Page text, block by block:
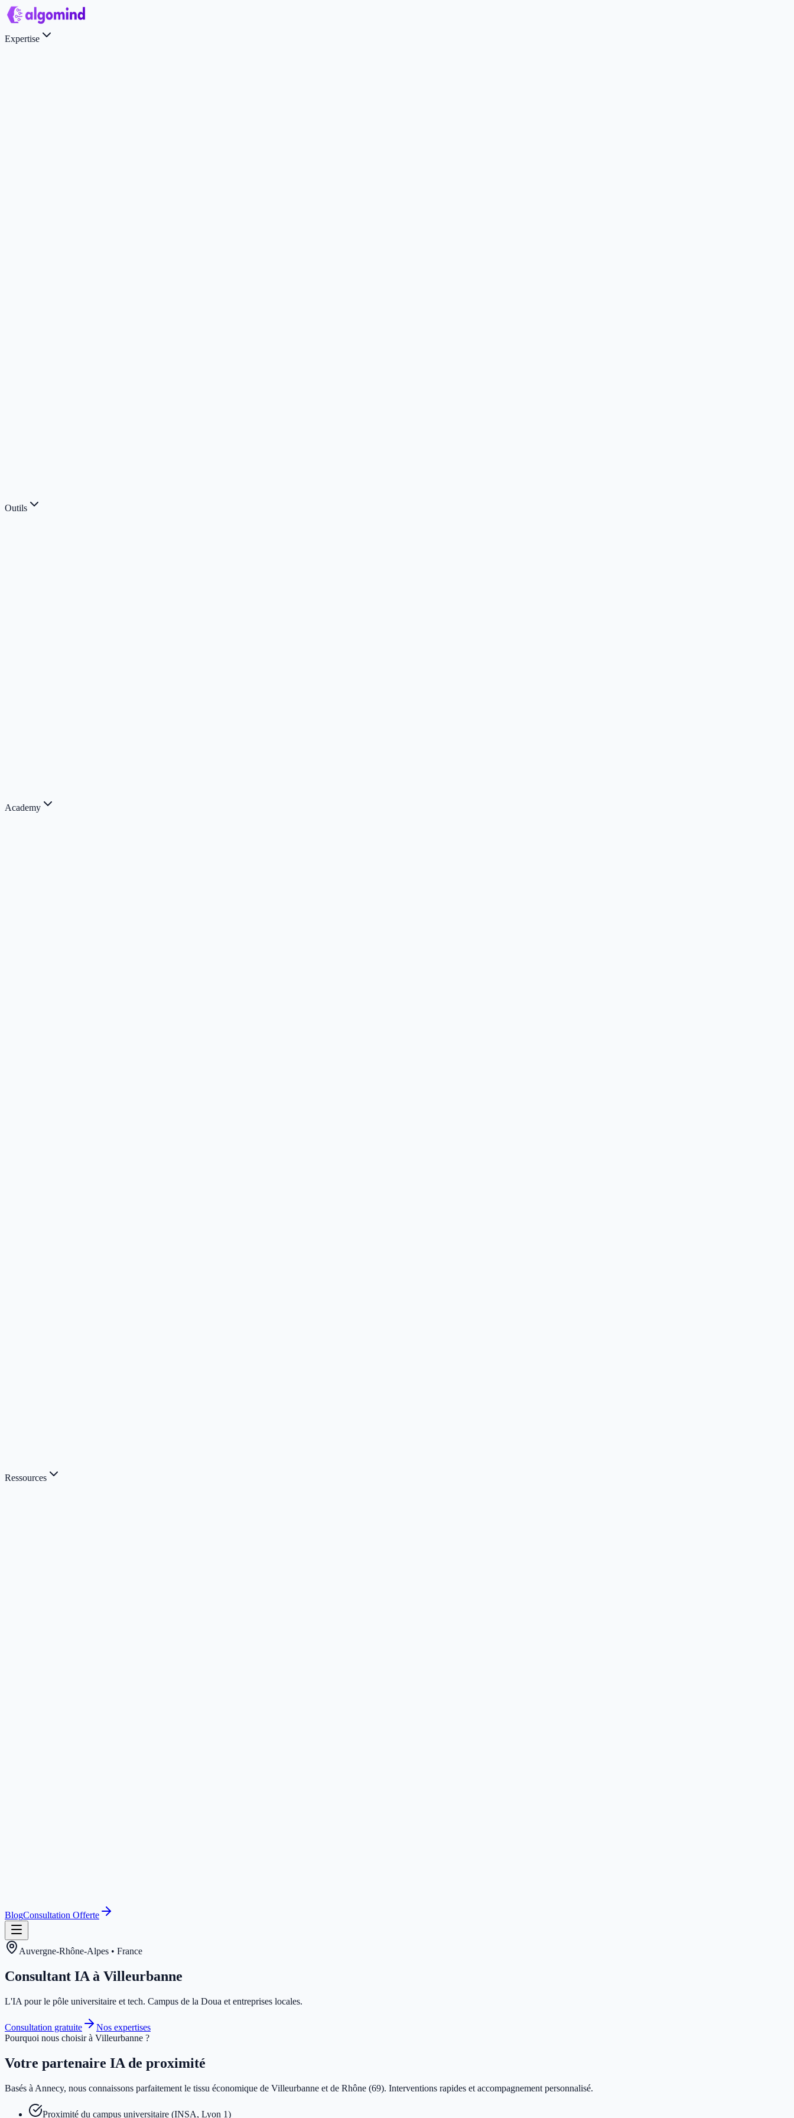
Expertise
Outils
Academy
Ressources
BlogConsultation Offerte
Auvergne-Rhône-Alpes • France
Consultant IA à Villeurbanne
L'IA pour le pôle universitaire et tech. Campus de la Doua et entreprises locales.
Consultation gratuite
Nos expertises
Pourquoi nous choisir à Villeurbanne ?
Votre partenaire IA de proximité
Basés à Annecy, nous connaissons parfaitement le tissu économique de Villeurbanne et de Rhône (69). Interventions rapides et accompagnement personnalisé.
Proximité du campus universitaire (INSA, Lyon 1)